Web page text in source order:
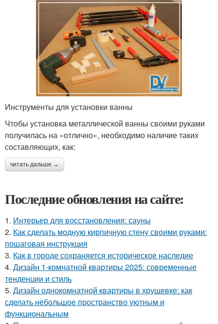
Инструменты для установки ванны
Чтобы установка металлической ванны своими руками
получилась на «отлично», необходимо наличие таких
составляющих, как:
читать дальше →
Последние обновления на сайте:
1. Интерьер для восстановления: сауны
2. Как сделать модную кирпичную стену своими руками:
пошаговая инструкция
3. Как в городе сохраняется историческое наследие
4. Дизайн 1-комнатной квартиры 2025: современные
тенденции и стиль
5. Дизайн однокомнатной квартиры в хрущевке: как
сделать небольшое пространство уютным и
функциональным